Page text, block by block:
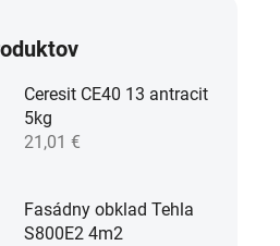
Ceresit CE40 13 antracit
5kg
21,01 €
Fasádny obklad Tehla
S800E2 4m2